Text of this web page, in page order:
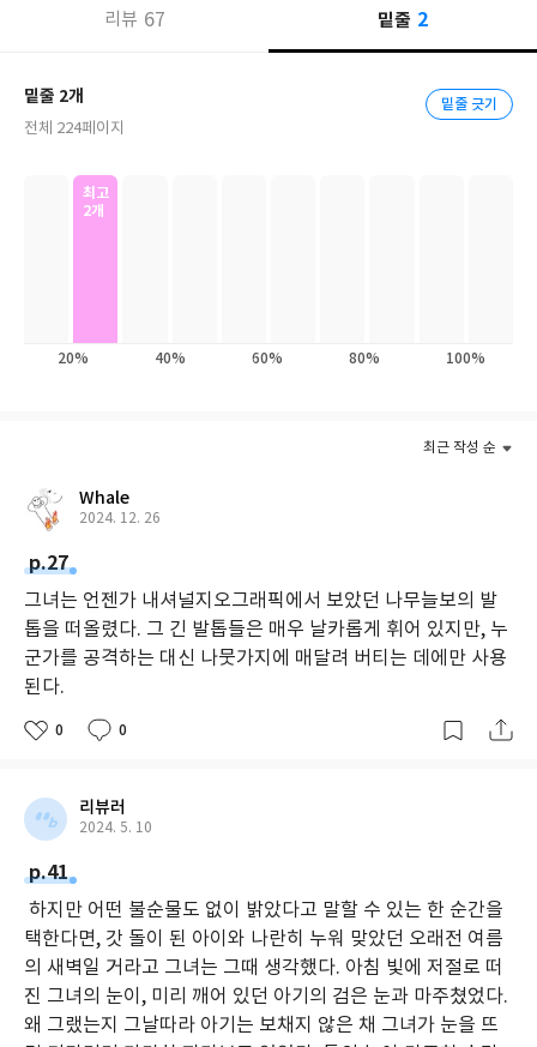
을 통해 스무 편의 중·단편소설들이 본심에 올랐고 소설가 오정희,
전상국과 문학평론가 김동식 세 명의 본심 심사위원의 치열한 논의
이 선정되었다.
리뷰 67 밑줄 2
밑줄 2개
전체 224페이지
밑줄 긋기
최고
2개
20% 40% 60% 80% 100%
최근 작성 순
Whale
2024. 12. 26
p.27
그녀는 언젠가 내셔널지오그래픽에서 보았던 나무늘보의 발
톱을 떠올렸다. 그 긴 발톱들은 매우 날카롭게 휘어 있지만, 누
군가를 공격하는 대신 나뭇가지에 매달려 버티는 데에만 사용
된다.
0 0
리뷰러
2024. 5. 10
p.41
하지만 어떤 불순물도 없이 밝았다고 말할 수 있는 한 순간을
택한다면, 갓 돌이 된 아이와 나란히 누워 맞았던 오래전 여름
의 새벽일 거라고 그녀는 그때 생각했다. 아침 빛에 저절로 떠
진 그녀의 눈이, 미리 깨어 있던 아기의 검은 눈과 마주쳤었다.
왜 그랬는지 그날따라 아기는 보채지 않은 채 그녀가 눈을 뜨